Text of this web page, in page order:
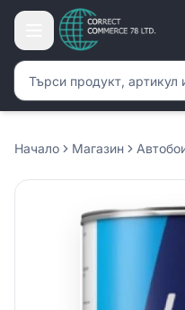
Търсене на продукти
Начало Магазин